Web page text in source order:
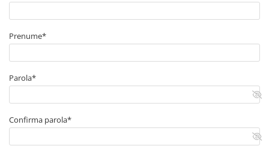
Prenume*
Parola*
Confirma parola*